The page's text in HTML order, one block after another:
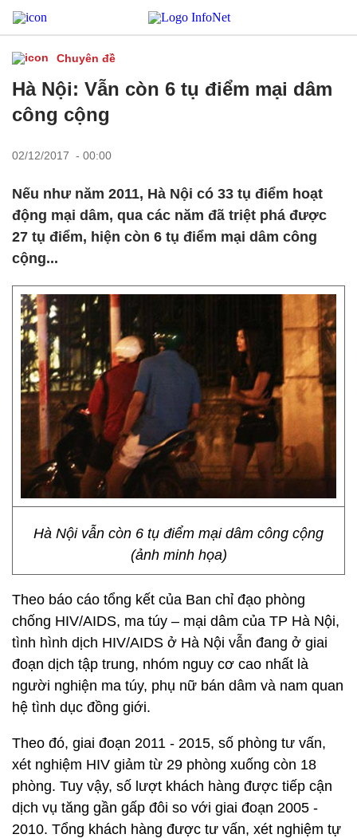
Chuyên đề
Hà Nội: Vẫn còn 6 tụ điểm mại dâm
công cộng
02/12/2017 - 00:00
Nếu như năm 2011, Hà Nội có 33 tụ điểm hoạt
động mại dâm, qua các năm đã triệt phá được
27 tụ điểm, hiện còn 6 tụ điểm mại dâm công
cộng...
Hà Nội vẫn còn 6 tụ điểm mại dâm công cộng
(ảnh minh họa)
Theo báo cáo tổng kết của Ban chỉ đạo phòng
chống HIV/AIDS, ma túy – mại dâm của TP Hà Nội,
tình hình dịch HIV/AIDS ở Hà Nội vẫn đang ở giai
đoạn dịch tập trung, nhóm nguy cơ cao nhất là
người nghiện ma túy, phụ nữ bán dâm và nam quan
hệ tình dục đồng giới.
Theo đó, giai đoạn 2011 - 2015, số phòng tư vấn,
xét nghiệm HIV giảm từ 29 phòng xuống còn 18
phòng. Tuy vậy, số lượt khách hàng được tiếp cận
dịch vụ tăng gần gấp đôi so với giai đoạn 2005 -
2010. Tổng khách hàng được tư vấn, xét nghiệm tự